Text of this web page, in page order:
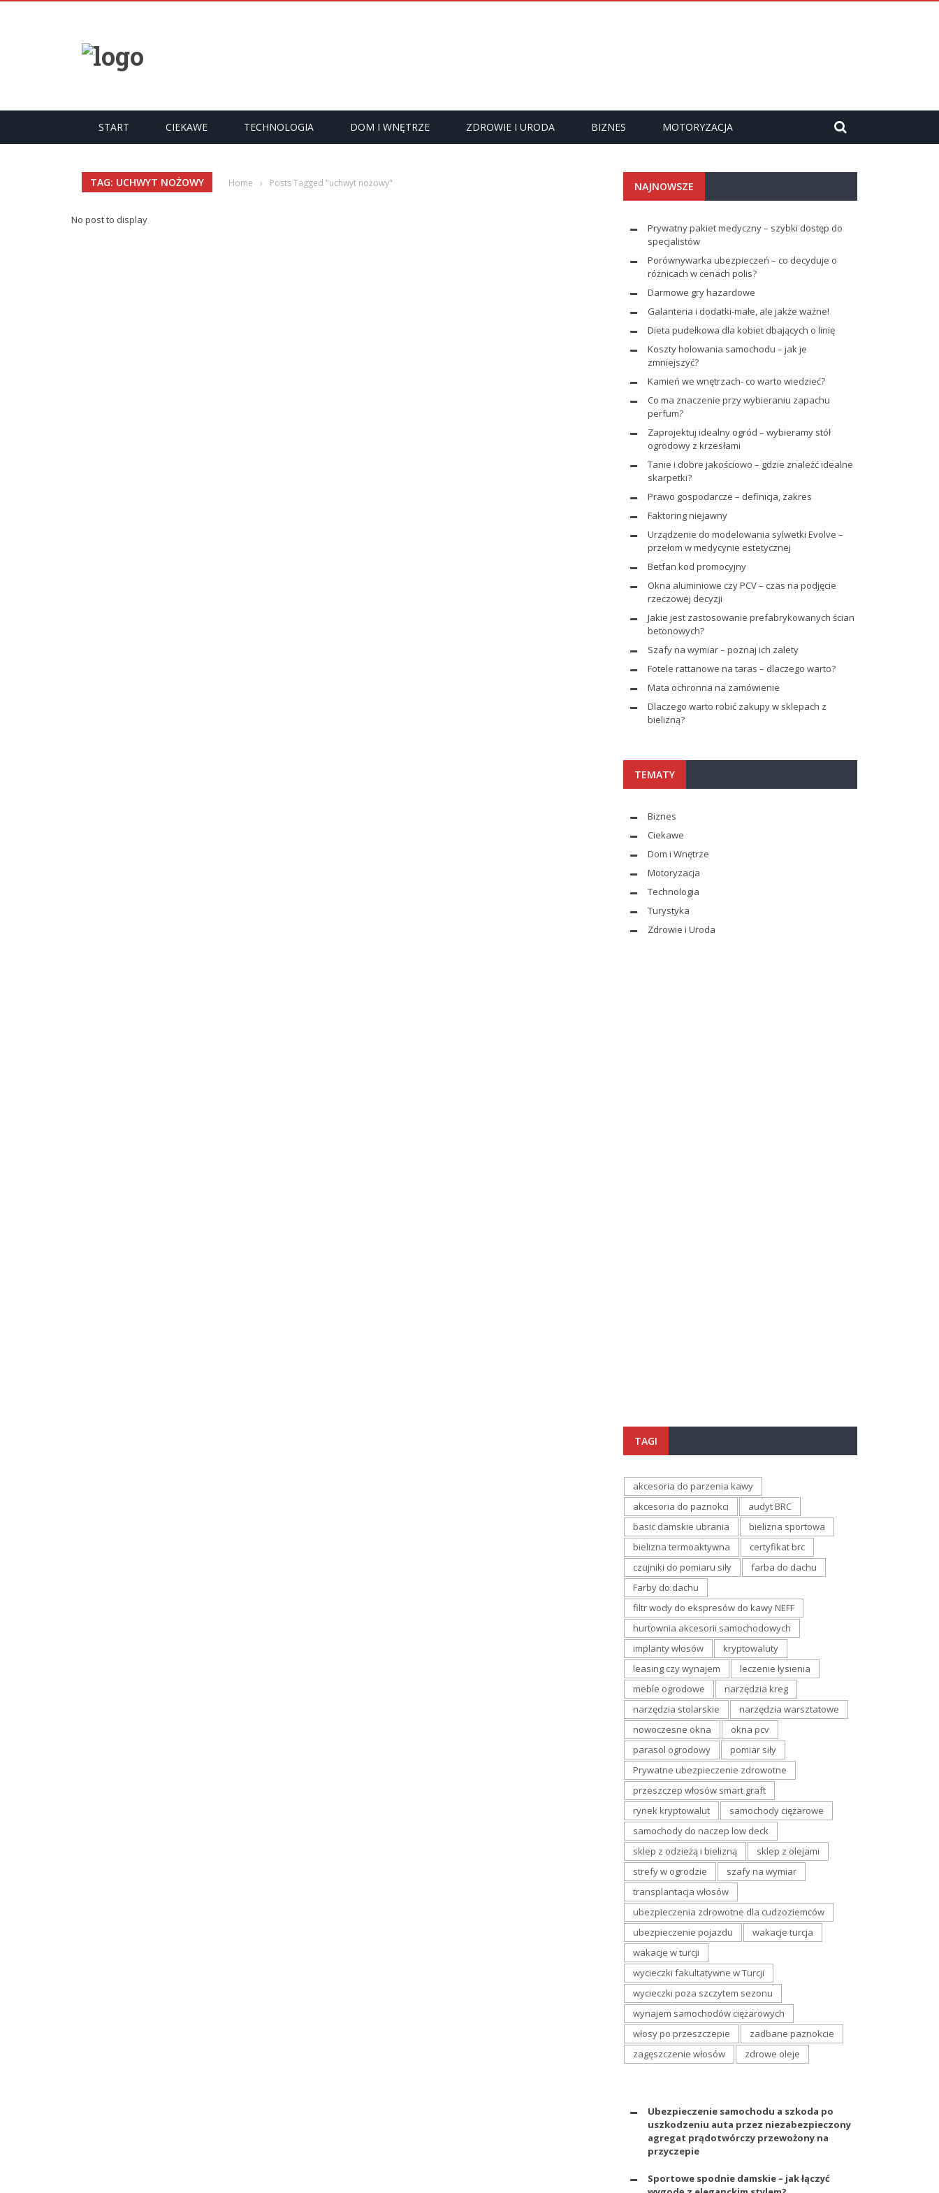
START CIEKAWE TECHNOLOGIA DOM I WNĘTRZE ZDROWIE I URODA BIZNES MOTORYZACJA
TAG: UCHWYT NOŻOWY Home › Posts Tagged "uchwyt nożowy"
No post to display
NAJNOWSZE
Prywatny pakiet medyczny – szybki dostęp do
specjalistów
Porównywarka ubezpieczeń – co decyduje o
różnicach w cenach polis?
Darmowe gry hazardowe
Galanteria i dodatki-małe, ale jakże ważne!
Dieta pudełkowa dla kobiet dbających o linię
Koszty holowania samochodu – jak je
zmniejszyć?
Kamień we wnętrzach- co warto wiedzieć?
Co ma znaczenie przy wybieraniu zapachu
perfum?
Zaprojektuj idealny ogród – wybieramy stół
ogrodowy z krzesłami
Tanie i dobre jakościowo – gdzie znaleźć idealne
skarpetki?
Prawo gospodarcze – definicja, zakres
Faktoring niejawny
Urządzenie do modelowania sylwetki Evolve –
przełom w medycynie estetycznej
Betfan kod promocyjny
Okna aluminiowe czy PCV – czas na podjęcie
rzeczowej decyzji
Jakie jest zastosowanie prefabrykowanych ścian
betonowych?
Szafy na wymiar – poznaj ich zalety
Fotele rattanowe na taras – dlaczego warto?
Mata ochronna na zamówienie
Dlaczego warto robić zakupy w sklepach z
bielizną?
TEMATY
Biznes
Ciekawe
Dom i Wnętrze
Motoryzacja
Technologia
Turystyka
Zdrowie i Uroda
TAGI
akcesoria do parzenia kawy
akcesoria do paznokci
audyt BRC
basic damskie ubrania
bielizna sportowa
bielizna termoaktywna
certyfikat brc
czujniki do pomiaru siły
farba do dachu
Farby do dachu
filtr wody do ekspresów do kawy NEFF
hurtownia akcesorii samochodowych
implanty włosów
kryptowaluty
leasing czy wynajem
leczenie łysienia
meble ogrodowe
narzędzia kreg
narzędzia stolarskie
narzędzia warsztatowe
nowoczesne okna
okna pcv
parasol ogrodowy
pomiar siły
Prywatne ubezpieczenie zdrowotne
przeszczep włosów smart graft
rynek kryptowalut
samochody ciężarowe
samochody do naczep low deck
sklep z odzieżą i bielizną
sklep z olejami
strefy w ogrodzie
szafy na wymiar
transplantacja włosów
ubezpieczenia zdrowotne dla cudzoziemców
ubezpieczenie pojazdu
wakacje turcja
wakacje w turcji
wycieczki fakultatywne w Turcji
wycieczki poza szczytem sezonu
wynajem samochodów ciężarowych
włosy po przeszczepie
zadbane paznokcie
zagęszczenie włosów
zdrowe oleje
Ubezpieczenie samochodu a szkoda po
uszkodzeniu auta przez niezabezpieczony
agregat prądotwórczy przewożony na
przyczepie
Sportowe spodnie damskie – jak łączyć